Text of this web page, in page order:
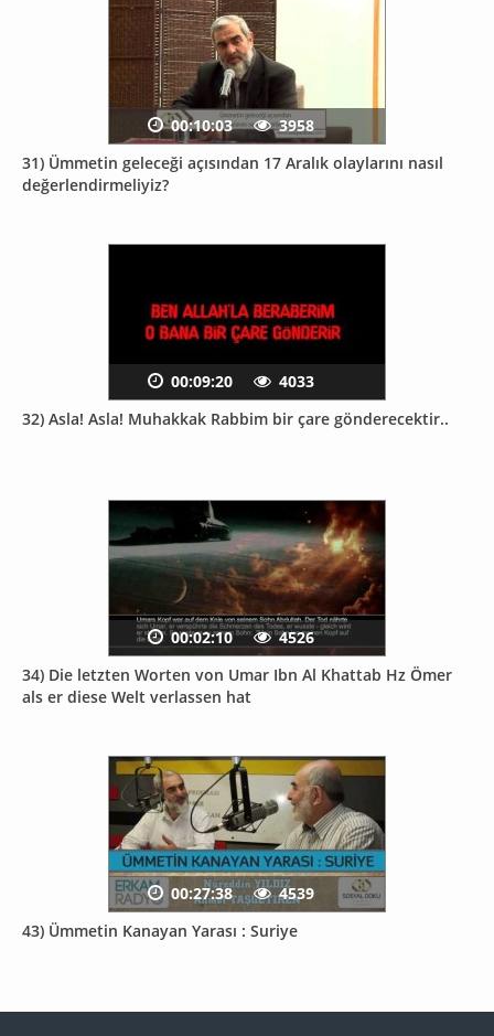
31) Ümmetin geleceği açısından 17 Aralık olaylarını nasıl
değerlendirmeliyiz?
00:10:03 3958
32) Asla! Asla! Muhakkak Rabbim bir çare gönderecektir..
00:09:20 4033
34) Die letzten Worten von Umar Ibn Al Khattab Hz Ömer
als er diese Welt verlassen hat
00:02:10 4526
43) Ümmetin Kanayan Yarası : Suriye
00:27:38 4539